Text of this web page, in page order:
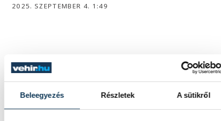
Beleegyezés Részletek A sütikről
2025. SZEPTEMBER 4. 1:49